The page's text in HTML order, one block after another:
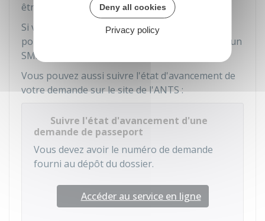
être plus longs.
Si vous avez indiqué un numéro de téléphone
portable lors de votre demande, vous recevrez un
SMS quand le passeport sera disponible.
Vous pouvez aussi suivre l'état d'avancement de
votre demande sur le site de l'ANTS:
Suivre l'état d'avancement d'une
demande de passeport
Vous devez avoir le numéro de demande
fourni au dépôt du dossier.
Accéder au service en ligne
Deny all cookies
Privacy policy